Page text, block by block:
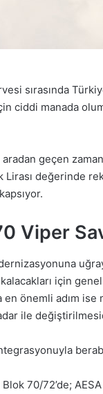
sırasında
ciddi manada
geçen
Lirası değerinde
Viper
için
en önemli adım
ile
70/72’de;